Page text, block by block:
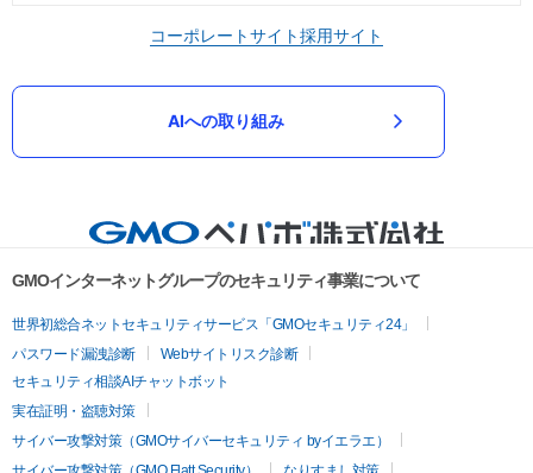
コーポレートサイト採用サイト
AIへの取り組み
GMOインターネットグループのセキュリティ事業について
世界初総合ネットセキュリティサービス「GMOセキュリティ24」
パスワード漏洩診断
Webサイトリスク診断
セキュリティ相談AIチャットボット
実在証明・盗聴対策
サイバー攻撃対策（GMOサイバーセキュリティ byイエラエ）